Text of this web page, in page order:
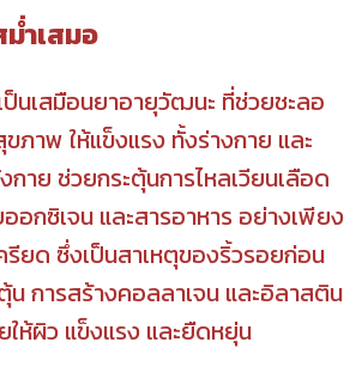
ำเสมอ
นเสมือนยาอายุวัฒนะ ที่ช่วยชะลอ
ภาพ ให้แข็งแรง ทั้งร่างกาย และ
าย ช่วยกระตุ้นการไหลเวียนเลือด
อกซิเจน และสารอาหาร อย่างเพียง
ยด ซึ่งเป็นสาเหตุของริ้วรอยก่อน
น การสร้างคอลลาเจน และอิลาสติน
ให้ผิว แข็งแรง และยืดหยุ่น